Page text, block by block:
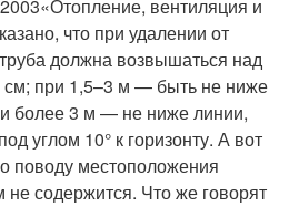
вентиляция и
что при удалении от
должна возвышаться над
при 1,5–3 м — быть не ниже
более 3 м — не ниже линии,
углом 10° к горизонту. А вот
поводу местоположения
содержится. Что же говорят